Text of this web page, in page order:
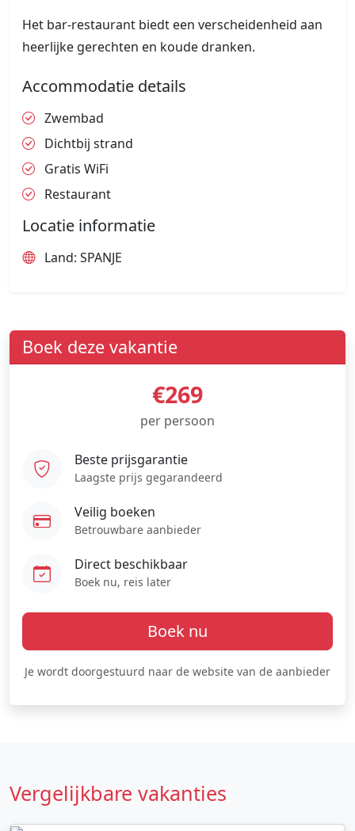
Het bar-restaurant biedt een verscheidenheid aan
heerlijke gerechten en koude dranken.
Accommodatie details
Zwembad
Dichtbij strand
Gratis WiFi
Restaurant
Locatie informatie
Land: SPANJE
Boek deze vakantie
€269
per persoon
Beste prijsgarantie
Laagste prijs gegarandeerd
Veilig boeken
Betrouwbare aanbieder
Direct beschikbaar
Boek nu, reis later
Boek nu
Je wordt doorgestuurd naar de website van de aanbieder
Vergelijkbare vakanties